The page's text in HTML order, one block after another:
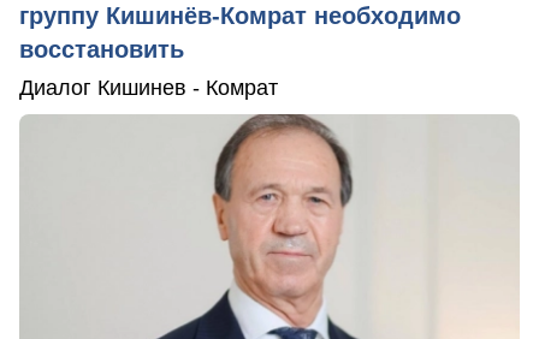
группу Кишинёв-Комрат необходимо
восстановить
Диалог Кишинев - Комрат